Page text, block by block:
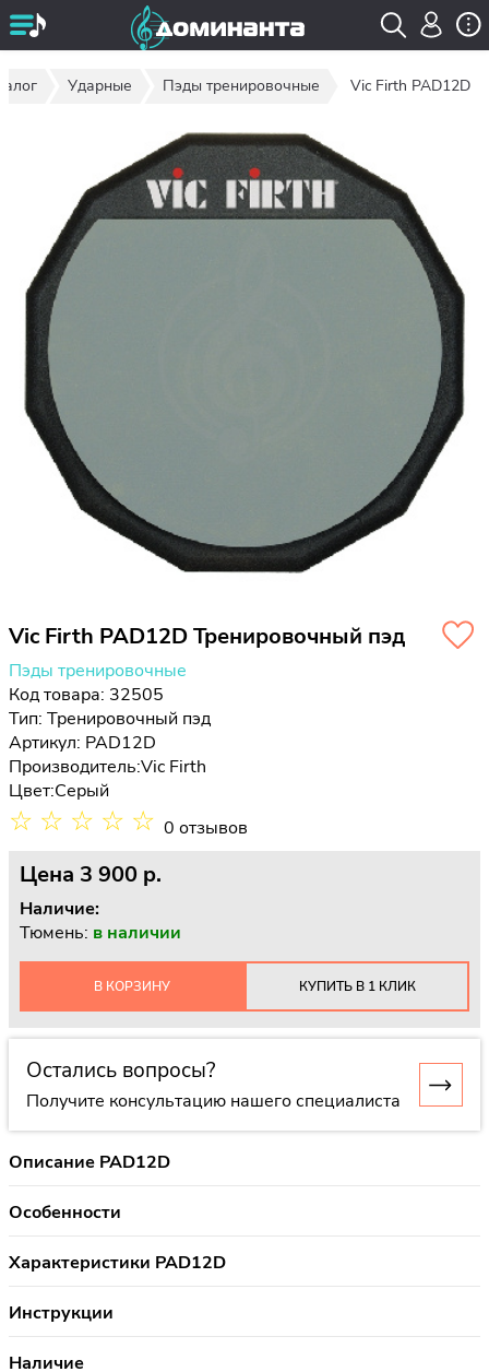
Ударные Пэды тренировочные Vic Firth PAD12D
Vic Firth PAD12D Тренировочный пэд
Пэды тренировочные
Код товара: 32505
Тип: Тренировочный пэд
Артикул: PAD12D
Производитель:Vic Firth
Цвет:Серый
☆ ☆ ☆ ☆ ☆ 0 отзывов
Цена 3 900 p.
Наличие:
Тюмень: в наличии
В КОРЗИНУ КУПИТЬ В 1 КЛИК
Остались вопросы?
Получите консультацию нашего специалиста
Описание PAD12D
Особенности
Характеристики PAD12D
Инструкции
Наличие